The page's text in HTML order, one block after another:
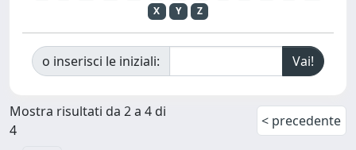
X
Y Z
o inserisci le iniziali:
Mostra risultati da 2 a 4 di
4
< precedente